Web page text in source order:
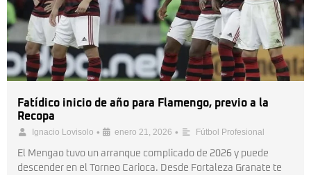
Fatídico inicio de año para Flamengo, previo a la
Recopa
Ignacio Lovisolo • enero 21, 2026 • Fútbol Profesional
El Mengao tuvo un arranque complicado de 2026 y puede
descender en el Torneo Carioca. Desde Fortaleza Granate te